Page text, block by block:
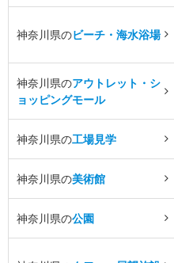
神奈川県のビーチ・海水浴場
神奈川県のアウトレット・シ
ョッピングモール
神奈川県の工場見学
神奈川県の美術館
神奈川県の公園